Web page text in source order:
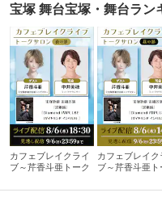
宝塚 舞台宝塚・舞台ラン
カフェブレイクライ
ブ～芹香斗亜トーク
カフェブレイク
ブ～芹香斗亜ト